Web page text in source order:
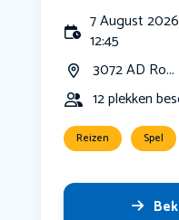
7 August
12:45
3072 AD Ro...
12 plekken
Reizen Spel